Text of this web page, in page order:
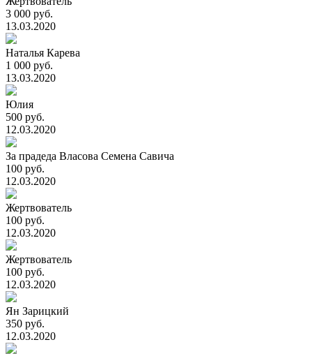
3 000 руб.
13.03.2020
Наталья Карева
1 000 руб.
13.03.2020
Юлия
500 руб.
12.03.2020
За прадеда Власова Семена Савича
100 руб.
12.03.2020
Жертвователь
100 руб.
12.03.2020
Жертвователь
100 руб.
12.03.2020
Ян Зарицкий
350 руб.
12.03.2020